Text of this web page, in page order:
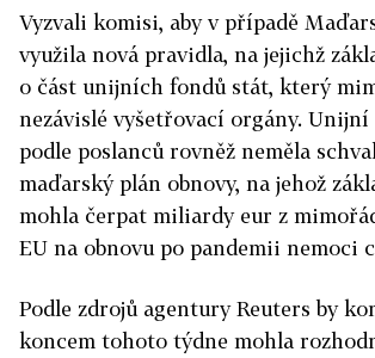
Vyzvali komisi, aby v případě
využila nová pravidla, na jejichž
o část unijních fondů stát, který
nezávislé vyšetřovací orgány. Unijní
podle poslanců rovněž neměla
maďarský plán obnovy, na jehož
mohla čerpat miliardy eur z
EU na obnovu po pandemii nemoci
Podle zdrojů agentury Reuters by
koncem tohoto týdne mohla